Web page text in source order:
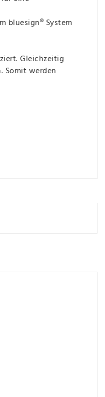
bluesign® System
Gleichzeitig
Somit werden